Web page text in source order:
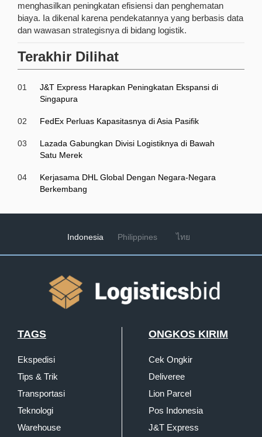
menghasilkan peningkatan efisiensi dan penghematan
biaya. Ia dikenal karena pendekatannya yang berbasis data
dan wawasan strategisnya di bidang logistik.
Terakhir Dilihat
01
J&T Express Harapkan Peningkatan Ekspansi di
Singapura
02 FedEx Perluas Kapasitasnya di Asia Pasifik
03
Lazada Gabungkan Divisi Logistiknya di Bawah
Satu Merek
04
Kerjasama DHL Global Dengan Negara-Negara
Berkembang
Indonesia Philippines ไทย
TAGS
Ekspedisi
Tips & Trik
Transportasi
Teknologi
Warehouse
ONGKOS KIRIM
Cek Ongkir
Deliveree
Lion Parcel
Pos Indonesia
J&T Express